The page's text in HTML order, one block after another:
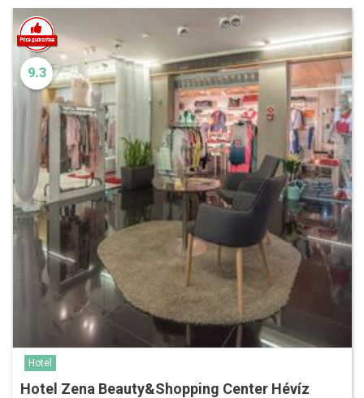
9.3
Hotel
Hotel Zena Beauty&Shopping Center Hévíz